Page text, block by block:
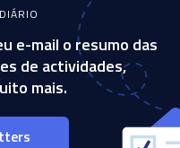
e-mail o resumo das
de actividades,
mais.